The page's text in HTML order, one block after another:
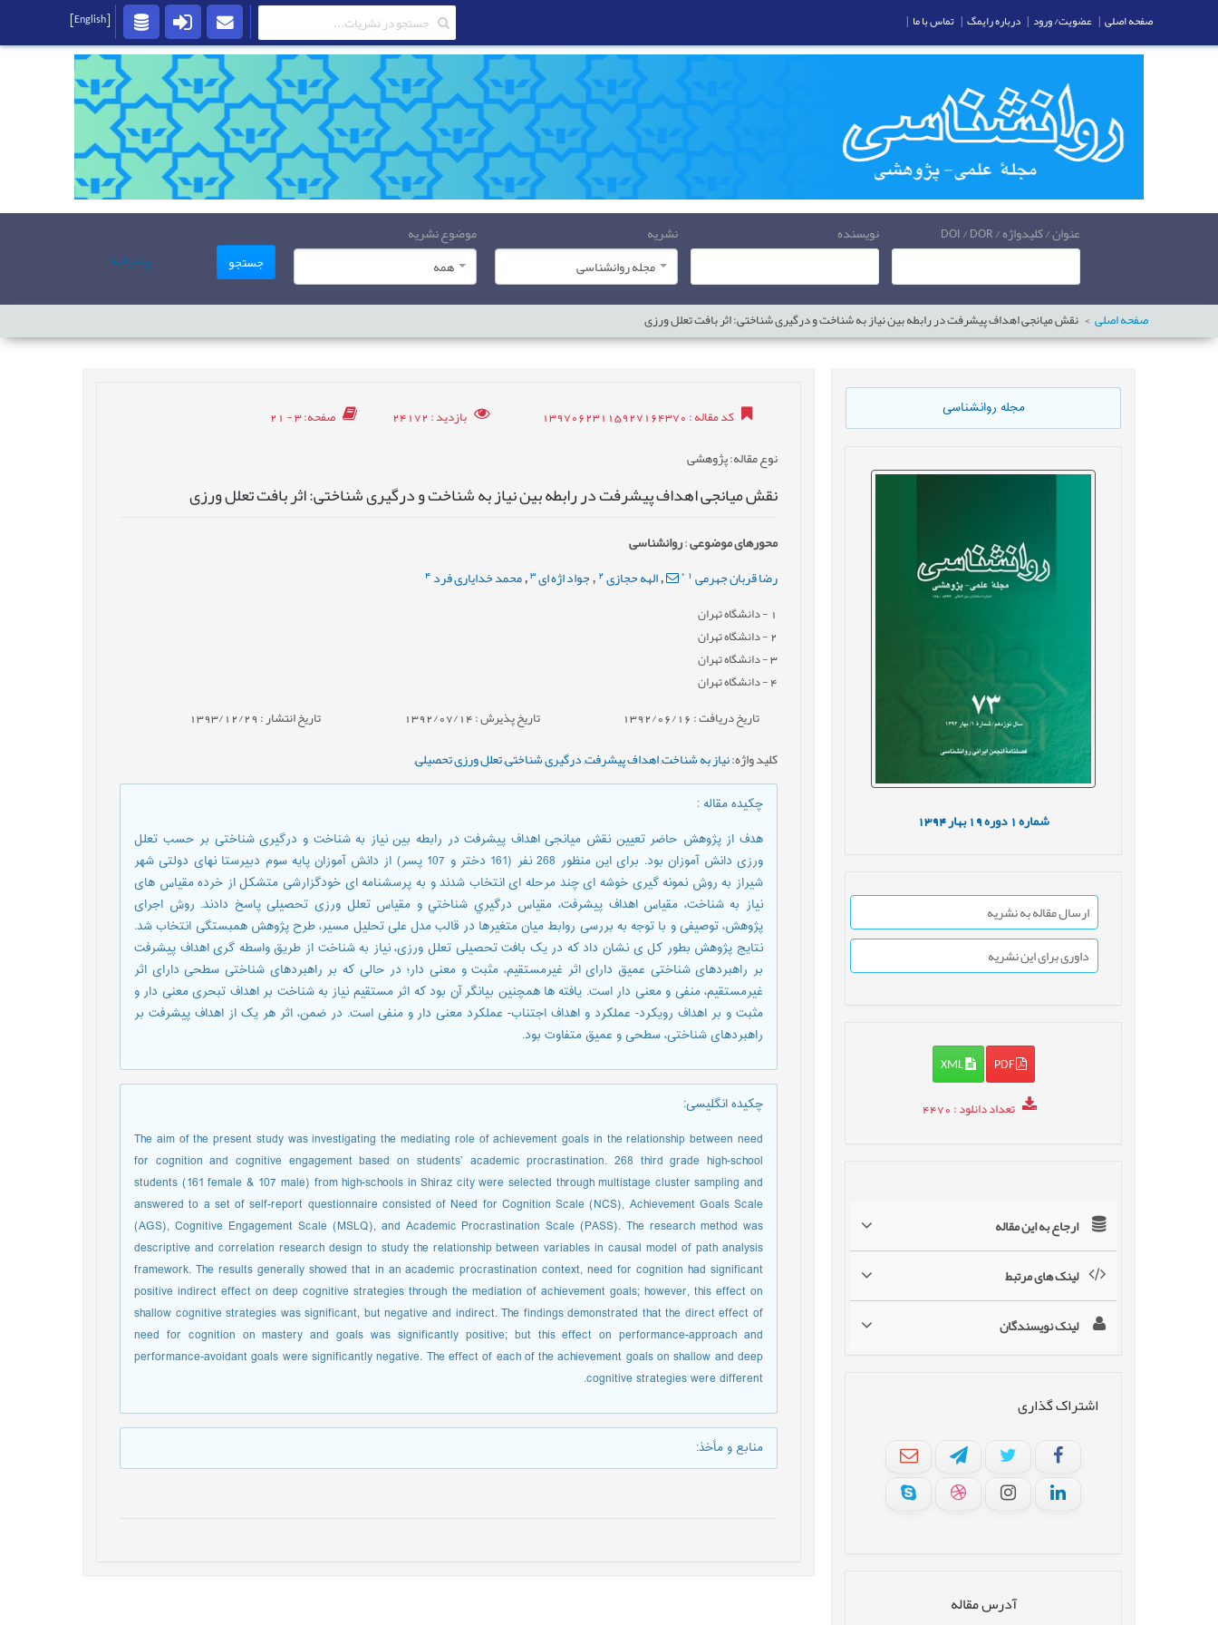
عنوان / کلیدواژه / DOI / DOR نویسنده
نشریه
مجله روانشناسی
موضوع نشریه
همه
جستجو پیشرفته
صفحه اصلی نقش میانجی اهداف پیشرفت در رابطه بین نیاز به شناخت و درگیری شناختی: اثر بافت تعلل ورزی
مجله روانشناسی
شماره دوره بهار1394
ارسال مقاله به نشریه
داوری برای این نشریه
PDF
XML
تعداد دانلود: 4470
ارجاع به این مقاله
لینک های مرتبط
لینک نویسندگان
اشتراک گذاری
آدرس مقاله
کد مقاله: 13970623115927164370 بازدید: 24172 صفحه: 3 - 21
نوع مقاله: پژوهشی
نقش میانجی اهداف پیشرفت در رابطه بین نیاز به شناخت و درگیری شناختی: اثر بافت تعلل ورزی
محورهای موضوعی:روانشناسی
رضا قربان جهرمی 1
*
,الهه حجازی2
,جواد اژه ای3
,محمد خدایاری فرد4
1 - دانشگاه تهران
2- دانشگاه تهران
3- دانشگاه تهران
4- دانشگاه تهران
تاریخ دریافت : 1392/06/16 تاریخ پذیرش : 1392/07/14 تاریخ انتشار : 1393/12/29
کلید واژه:نیاز به شناخت,اهداف پيشرفت,درگیری شناختی,تعلل ورزی تحصیلی,
چکیده مقاله:
هدف از پژوهش حاضر تعیین نقش میانجی اهداف پیشرفت در رابطه بین نیاز به شناخت و درگیری شناختی بر حسب تعلل
ورزی دانش آموزان بود. برای اين منظور 268 نفر (161 دختر و 107 پسر) از دانش آموزان پایه سوم دبیرستا نهای دولتی شهر
شیراز به روش نمونه گیری خوشه ای چند مرحله ای انتخاب شدند و به پرسشنامه ای خودگزارشی متشکل از خرده مقياس های
نیاز به شناخت، مقیاس اهداف پیشرفت، مقیاس درگيري شناختي و مقیاس تعلل ورزی تحصیلی پاسخ دادند. روش اجرای
پژوهش، توصیفی و با توجه به بررسی روابط میان متغیرها در قالب مدل علی تحلیل مسیر، طرح پژوهش همبستگی انتخاب شد.
نتايج پژوهش بطور كل ی نشان داد که در یک بافت تحصیلی تعلل ورزی، نیاز به شناخت از طریق واسطه گری اهداف پیشرفت
بر راهبردهای شناختی عمیق دارای اثر غیرمستقیم، مثبت و معنی دار؛ در حالی که بر راهبردهای شناختی سطحی دارای اثر
غیرمستقیم، منفی و معنی دار است. یافته ها همچنین بیانگر آن بود که اثر مستقیم نیاز به شناخت بر اهداف تبحری معنی دار و
مثبت و بر اهداف رویکرد- عملکرد و اهداف اجتناب- عملکرد معنی دار و منفی است. در ضمن، اثر هر یک از اهداف پیشرفت بر
راهبردهای شناختی، سطحی و عمیق متفاوت بود.
چکیده انگلیسی:
The aim of the present study was investigating the mediating role of achievement goals in the relationship between need
for cognition and cognitive engagement based on students’ academic procrastination. 268 third grade high-school
students (161 female & 107 male) from high-schools in Shiraz city were selected through multistage cluster sampling and
answered to a set of self-report questionnaire consisted of Need for Cognition Scale (NCS), Achievement Goals Scale
(AGS), Cognitive Engagement Scale (MSLQ), and Academic Procrastination Scale (PASS). The research method was
descriptive and correlation research design to study the relationship between variables in causal model of path analysis
framework. The results generally showed that in an academic procrastination context, need for cognition had significant
positive indirect effect on deep cognitive strategies through the mediation of achievement goals; however, this effect on
shallow cognitive strategies was significant, but negative and indirect. The findings demonstrated that the direct effect of
need for cognition on mastery and goals was significantly positive; but this effect on performance-approach and
performance-avoidant goals were significantly negative. The effect of each of the achievement goals on shallow and deep
cognitive strategies were different.
منابع و مأخذ:
صفحه اصلی | عضویت/ ورود | درباره رایمگ | تماس با ما |
[English]